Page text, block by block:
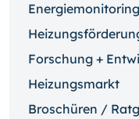
Energiemonitoring
Forschung +
Heizungsmarkt
Broschüren /